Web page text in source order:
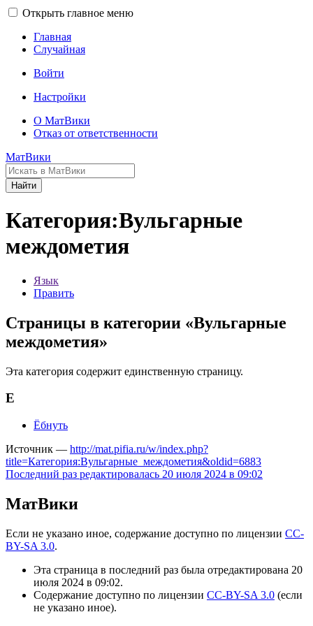
Открыть главное меню
Главная
Случайная
Войти
Настройки
О МатВики
Отказ от ответственности
МатВики
Найти
Категория:Вульгарные
междометия
Язык
Править
Страницы в категории «Вульгарные
междометия»
Эта категория содержит единственную страницу.
Е
Ёбнуть
Источник — http://mat.pifia.ru/w/index.php?
title=Категория:Вульгарные_междометия&oldid=6883
Последний раз редактировалась 20 июля 2024 в 09:02
МатВики
Если не указано иное, содержание доступно по лицензии CC-
BY-SA 3.0.
Эта страница в последний раз была отредактирована 20
июля 2024 в 09:02.
Содержание доступно по лицензии CC-BY-SA 3.0 (если
не указано иное).